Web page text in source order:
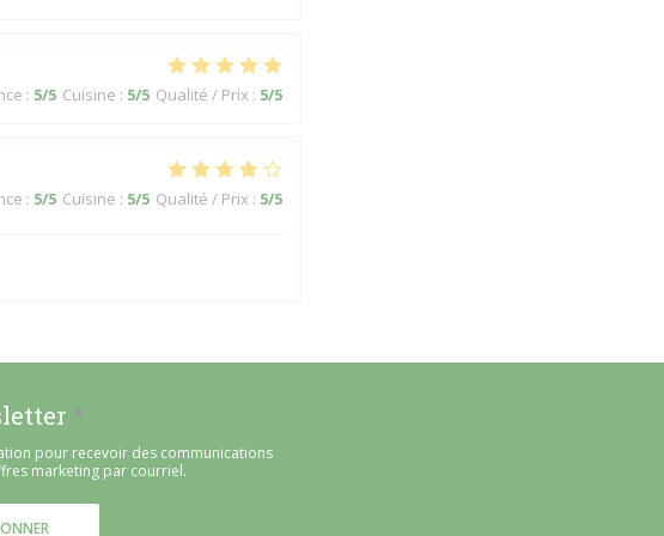
: 5/5 Cuisine : 5/5 Qualité / Prix : 5/5
: 5/5 Cuisine : 5/5 Qualité / Prix : 5/5
*
pour recevoir des communications
marketing par courriel.